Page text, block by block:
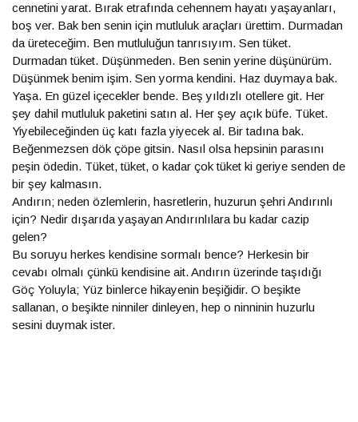
cennetini yarat. Bırak etrafında cehennem hayatı yaşayanları,
boş ver. Bak ben senin için mutluluk araçları ürettim. Durmadan
da üreteceğim. Ben mutluluğun tanrısıyım. Sen tüket.
Durmadan tüket. Düşünmeden. Ben senin yerine düşünürüm.
Düşünmek benim işim. Sen yorma kendini. Haz duymaya bak.
Yaşa. En güzel içecekler bende. Beş yıldızlı otellere git. Her
şey dahil mutluluk paketini satın al. Her şey açık büfe. Tüket.
Yiyebileceğinden üç katı fazla yiyecek al. Bir tadına bak.
Beğenmezsen dök çöpe gitsin. Nasıl olsa hepsinin parasını
peşin ödedin. Tüket, tüket, o kadar çok tüket ki geriye senden de
bir şey kalmasın.
Andırın; neden özlemlerin, hasretlerin, huzurun şehri Andırınlı
için? Nedir dışarıda yaşayan Andırınlılara bu kadar cazip
gelen?
Bu soruyu herkes kendisine sormalı bence? Herkesin bir
cevabı olmalı çünkü kendisine ait. Andırın üzerinde taşıdığı
Göç Yoluyla; Yüz binlerce hikayenin beşiğidir. O beşikte
sallanan, o beşikte ninniler dinleyen, hep o ninninin huzurlu
sesini duymak ister.